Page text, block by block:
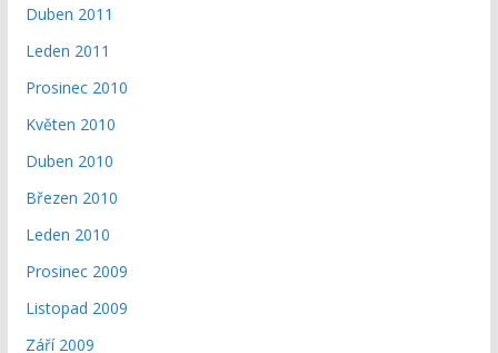
Duben 2011
Leden 2011
Prosinec 2010
Květen 2010
Duben 2010
Březen 2010
Leden 2010
Prosinec 2009
Listopad 2009
Září 2009